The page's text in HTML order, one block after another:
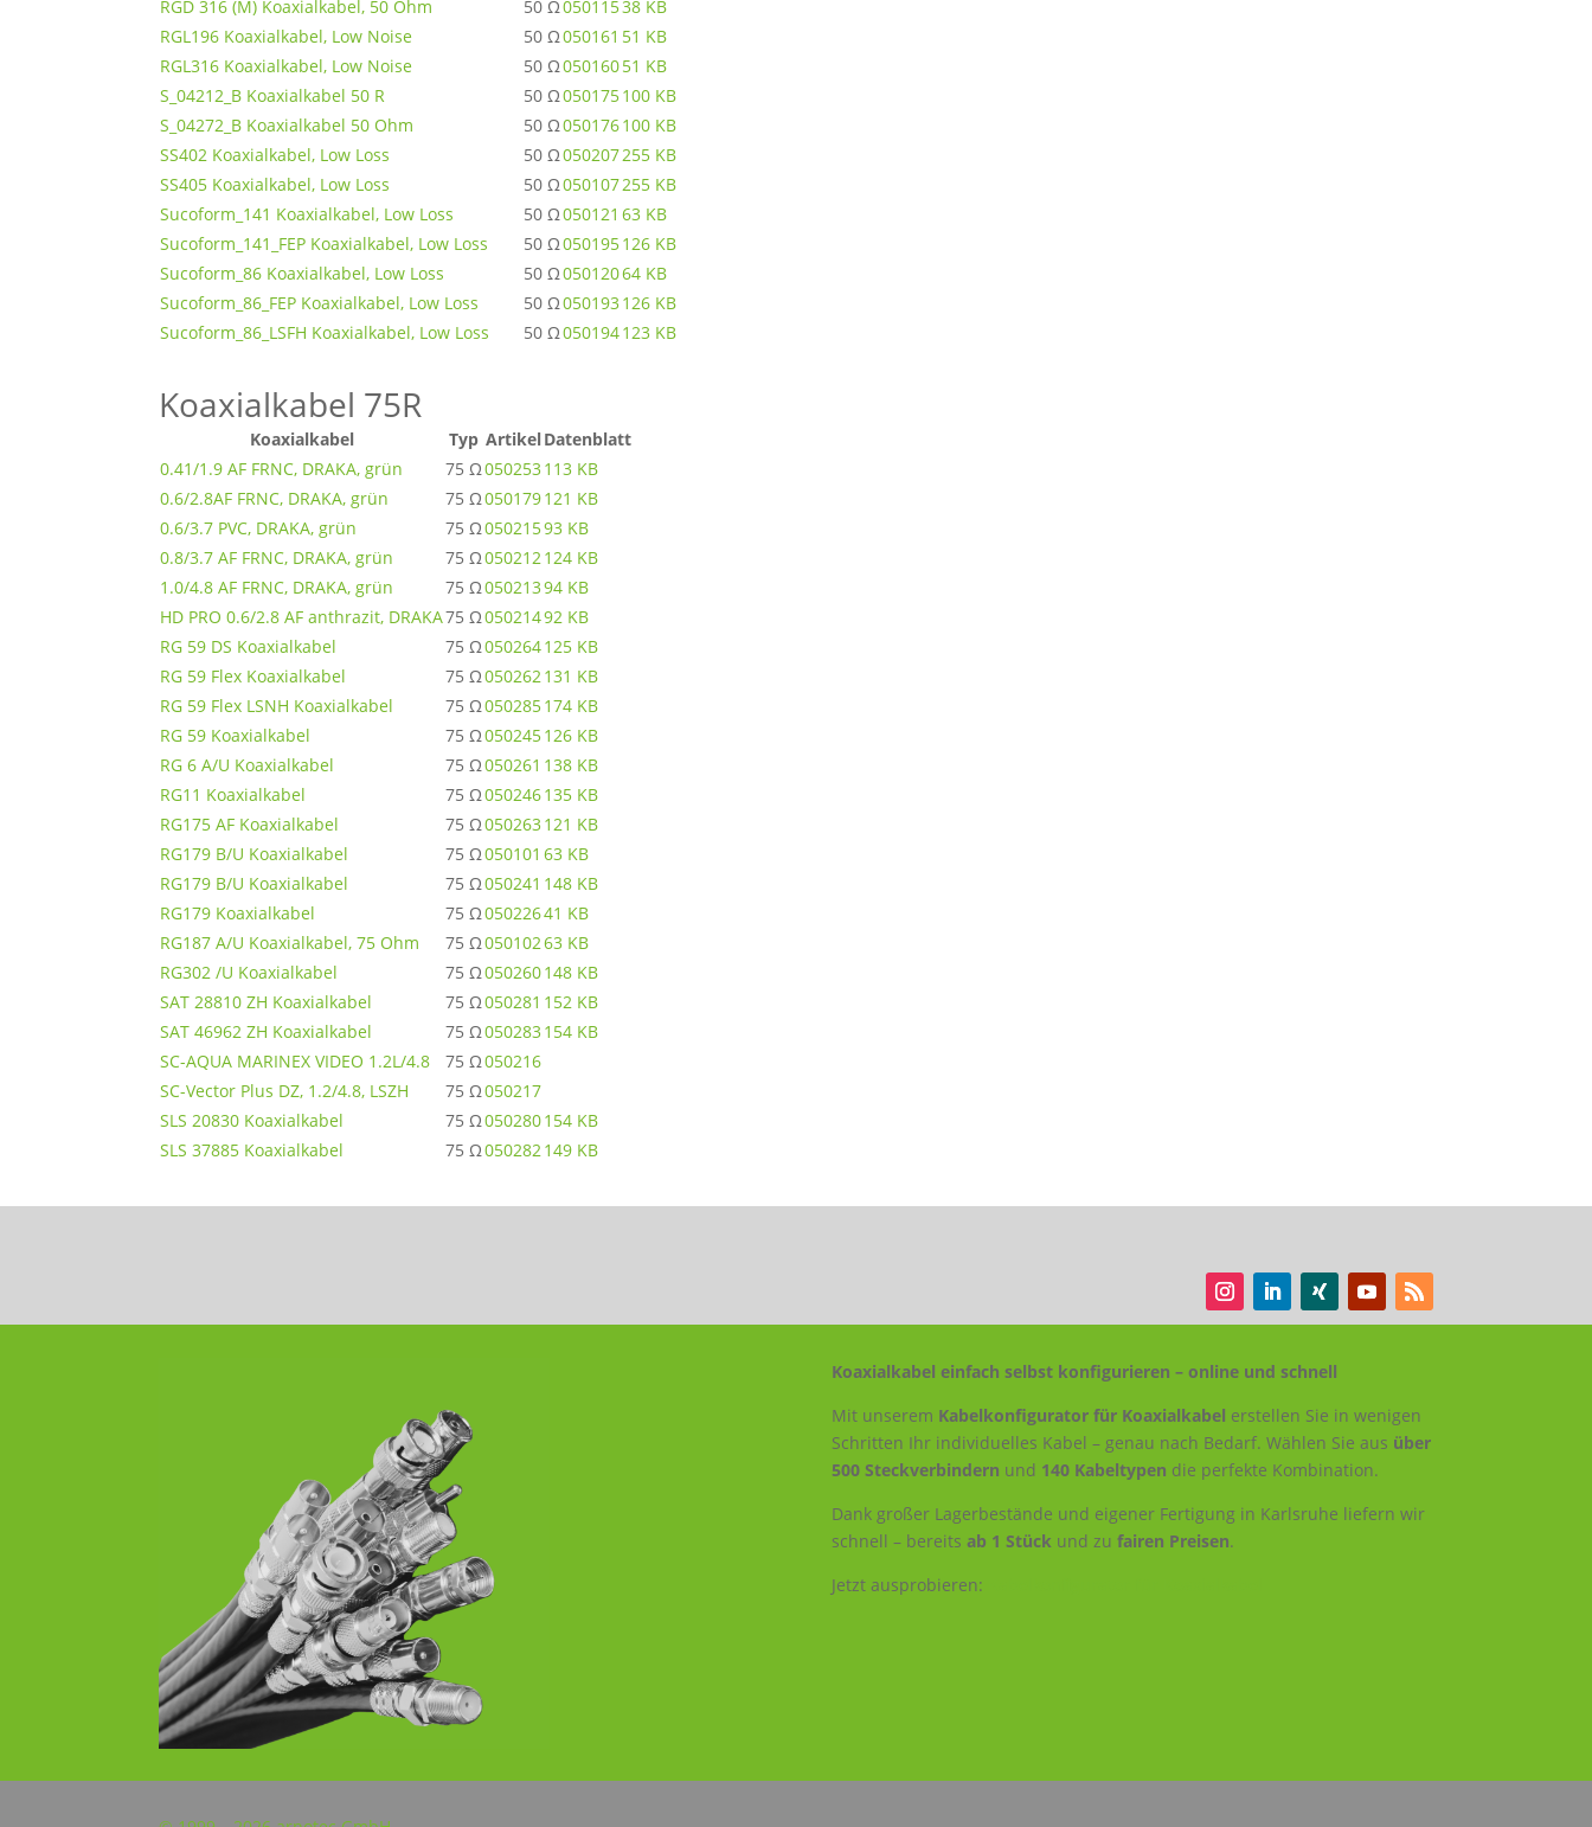
RGD 316 (M) Koaxialkabel, 50 Ohm
50 Ω05011538 KB
RGL196 Koaxialkabel, Low Noise
50 Ω050161 51 KB
RGL316 Koaxialkabel, Low Noise
50 Ω05016051 KB
S_04212_B Koaxialkabel 50 R
50 Ω050175100 KB
S_04272_B Koaxialkabel 50 Ohm
50 Ω050176100 KB
SS402 Koaxialkabel, Low Loss
50 Ω050207255 KB
SS405 Koaxialkabel, Low Loss
50 Ω050107255 KB
Sucoform_141 Koaxialkabel, Low Loss
50 Ω050121 63 KB
Sucoform_141_FEP Koaxialkabel, Low Loss
50 Ω050195126 KB
Sucoform_86 Koaxialkabel, Low Loss
50 Ω05012064 KB
Sucoform_86_FEP Koaxialkabel, Low Loss
50 Ω050193126 KB
Sucoform_86_LSFH Koaxialkabel, Low Loss
50 Ω050194123 KB
Koaxialkabel 75R
Koaxialkabel Typ ArtikelDatenblatt
0.41/1.9 AF FRNC, DRAKA, grün
75 Ω050253113 KB
0.6/2.8AF FRNC, DRAKA, grün
75 Ω050179121 KB
0.6/3.7 PVC, DRAKA, grün
75 Ω05021593 KB
0.8/3.7 AF FRNC, DRAKA, grün
75 Ω050212 124 KB
1.0/4.8 AF FRNC, DRAKA, grün
75 Ω05021394 KB
HD PRO 0.6/2.8 AF anthrazit, DRAKA75 Ω05021492 KB
RG 59 DS Koaxialkabel
75 Ω050264125 KB
RG 59 Flex Koaxialkabel
75 Ω050262 131 KB
RG 59 Flex LSNH Koaxialkabel
75 Ω050285174 KB
RG 59 Koaxialkabel
75 Ω050245126 KB
RG 6 A/U Koaxialkabel
75 Ω050261 138 KB
RG11 Koaxialkabel
75 Ω050246135 KB
RG175 AF Koaxialkabel
75 Ω050263121 KB
RG179 B/U Koaxialkabel
75 Ω050101 63 KB
RG179 B/U Koaxialkabel
75 Ω050241 148 KB
RG179 Koaxialkabel
75 Ω05022641 KB
RG187 A/U Koaxialkabel, 75 Ohm
75 Ω05010263 KB
RG302 /U Koaxialkabel
75 Ω050260148 KB
SAT 28810 ZH Koaxialkabel
75 Ω050281 152 KB
SAT 46962 ZH Koaxialkabel
75 Ω050283154 KB
SC-AQUA MARINEX VIDEO 1.2L/4.8
75 Ω050216
SC-Vector Plus DZ, 1.2/4.8, LSZH
75 Ω050217
SLS 20830 Koaxialkabel
75 Ω050280154 KB
SLS 37885 Koaxialkabel
75 Ω050282 149 KB
Koaxialkabel einfach selbst konfigurieren – online und schnell
Mit unserem Kabelkonfigurator für Koaxialkabel erstellen Sie in wenigen
Schritten Ihr individuelles Kabel – genau nach Bedarf. Wählen Sie aus über
500 Steckverbindern und 140 Kabeltypen die perfekte Kombination.
Dank großer Lagerbestände und eigener Fertigung in Karlsruhe liefern wir
schnell – bereits ab 1 Stückund zu fairen Preisen.
Jetzt ausprobieren: